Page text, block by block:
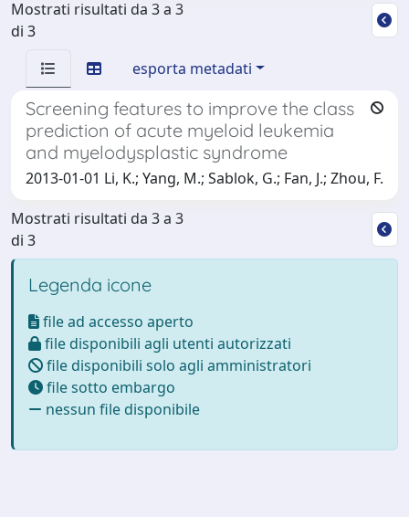
Mostrati risultati da 3 a 3
di 3
esporta metadati
Screening features to improve the class
prediction of acute myeloid leukemia
and myelodysplastic syndrome
2013-01-01 Li, K.; Yang, M.; Sablok, G.; Fan, J.; Zhou, F.
Mostrati risultati da 3 a 3
di 3
Legenda icone
file ad accesso aperto
file disponibili agli utenti autorizzati
file disponibili solo agli amministratori
file sotto embargo
nessun file disponibile